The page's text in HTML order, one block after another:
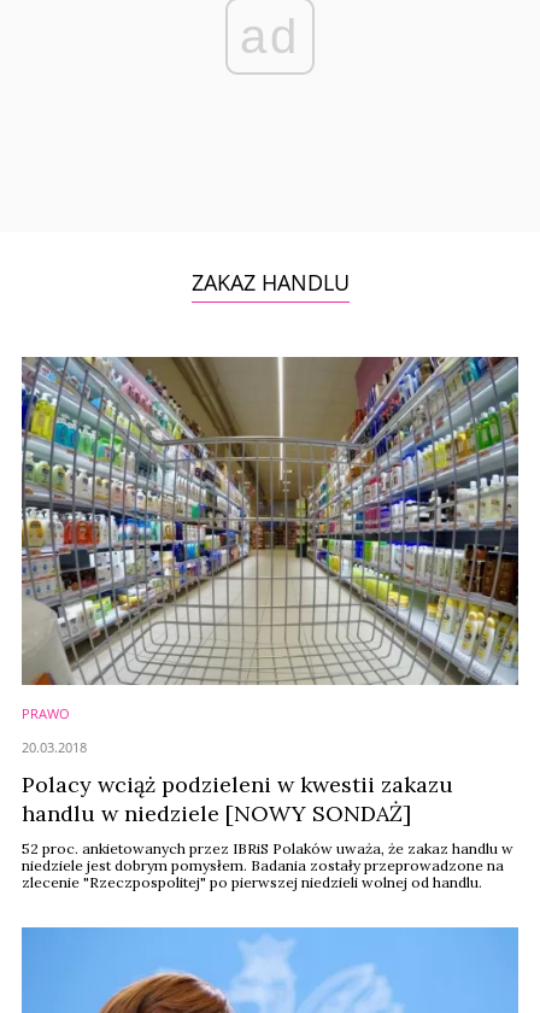
ad
ZAKAZ HANDLU
PRAWO
Polacy wciąż podzieleni w kwestii zakazu
handlu w niedziele [NOWY SONDAŻ]
52 proc. ankietowanych przez IBRiS Polaków uważa, że zakaz handlu w
niedziele jest dobrym pomysłem. Badania zostały przeprowadzone na
zlecenie "Rzeczpospolitej" po pierwszej niedzieli wolnej od handlu.
20.03.2018